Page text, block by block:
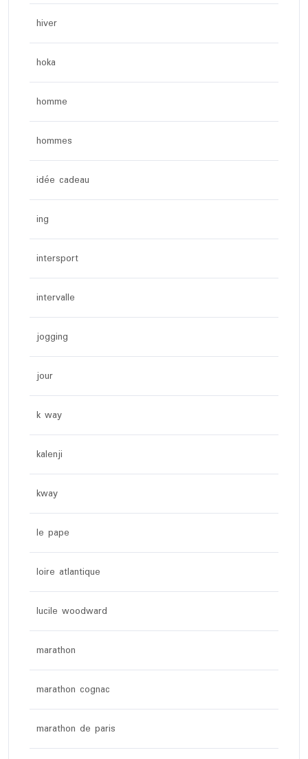
hiver
hoka
homme
hommes
idée cadeau
ing
intersport
intervalle
jogging
jour
k way
kalenji
kway
le pape
loire atlantique
lucile woodward
marathon
marathon cognac
marathon de paris